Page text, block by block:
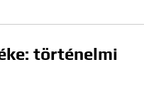
történelmi